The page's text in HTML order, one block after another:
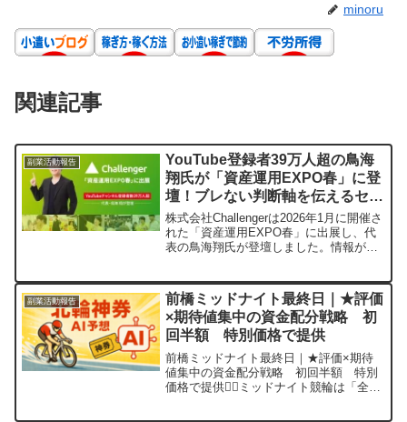
minoru
関連記事
副業活動報告
YouTube登録者39万人超の鳥海
翔氏が「資産運用EXPO春」に登
壇！ブレない判断軸を伝えるセミ
ナーで来場者に寄り添う
株式会社Challengerは2026年1月に開催さ
れた「資産運用EXPO春」に出展し、代
表の鳥海翔氏が登壇しました。情報が溢
めの実践的なポイントが解説され、多く
の来場者が資産形成への一歩を踏み出す
きっかけを得ました。
副業活動報告
前橋ミッドナイト最終日｜★評価
×期待値集中の資金配分戦略 初
回半額 特別価格で提供
前橋ミッドナイト最終日｜★評価×期待
値集中の資金配分戦略 初回半額 特別
価格で提供🚴‍♂️ミッドナイト競輪は「全レ